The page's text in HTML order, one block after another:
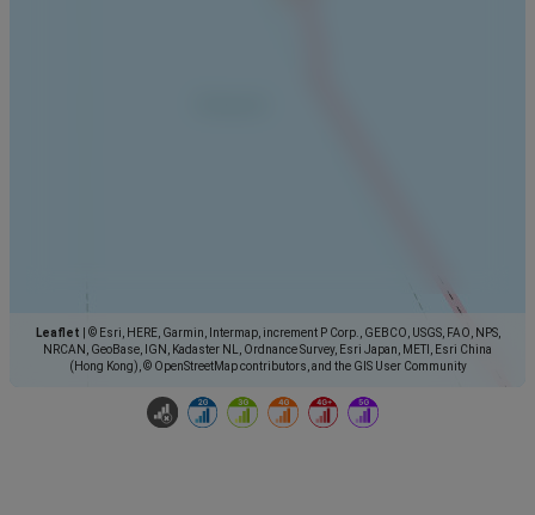
Leaflet
© Esri, HERE, Garmin, Intermap, increment P Corp., GEBCO, USGS, FAO, NPS,
NRCAN, GeoBase, IGN, Kadaster NL, Ordnance Survey, Esri Japan, METI, Esri China
(Hong Kong), © OpenStreetMap contributors, and the GIS User Community